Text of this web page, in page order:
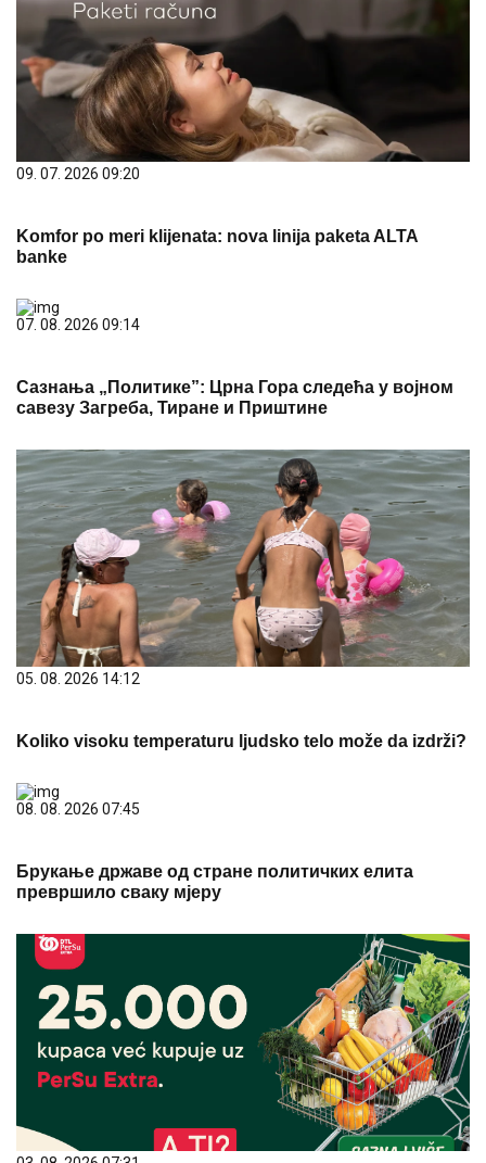
09. 07. 2026 09:20
Komfor po meri klijenata: nova linija paketa ALTA
banke
07. 08. 2026 09:14
Сазнања „Политике”: Црна Гора следећа у војном
савезу Загреба, Тиране и Приштине
05. 08. 2026 14:12
Koliko visoku temperaturu ljudsko telo može da izdrži?
08. 08. 2026 07:45
Брукање државе од стране политичких елита
превршило сваку мјеру